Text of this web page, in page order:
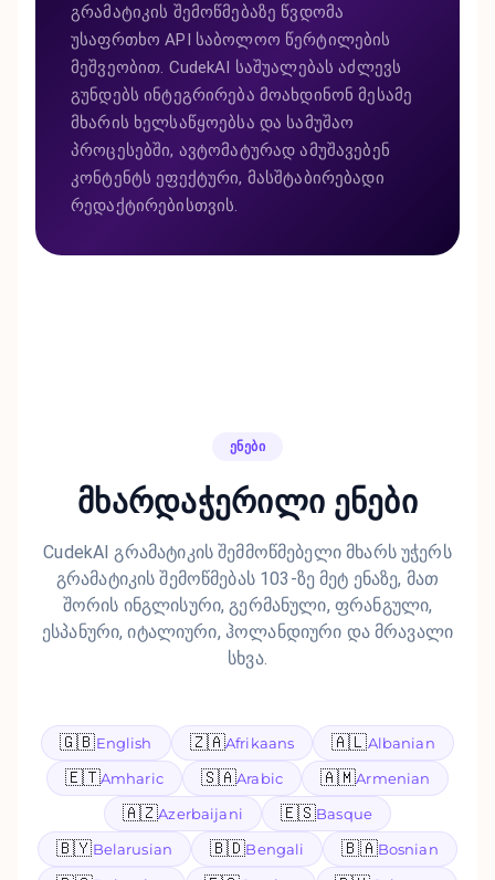
გრამატიკის შემოწმებაზე წვდომა
უსაფრთხო API საბოლოო წერტილების
მეშვეობით. CudekAI საშუალებას აძლევს
გუნდებს ინტეგრირება მოახდინონ მესამე
მხარის ხელსაწყოებსა და სამუშაო
პროცესებში, ავტომატურად ამუშავებენ
კონტენტს ეფექტური, მასშტაბირებადი
რედაქტირებისთვის.
ᲔᲜᲔᲑᲘ
მხარდაჭერილი ენები
CudekAI გრამატიკის შემმოწმებელი მხარს უჭერს
გრამატიკის შემოწმებას 103-ზე მეტ ენაზე, მათ
შორის ინგლისური, გერმანული, ფრანგული,
ესპანური, იტალიური, ჰოლანდიური და მრავალი
სხვა.
🇬🇧English 🇿🇦Afrikaans 🇦🇱Albanian
🇪🇹Amharic 🇸🇦Arabic 🇦🇲Armenian
🇦🇿Azerbaijani 🇪🇸Basque
🇧🇾Belarusian 🇧🇩Bengali 🇧🇦Bosnian